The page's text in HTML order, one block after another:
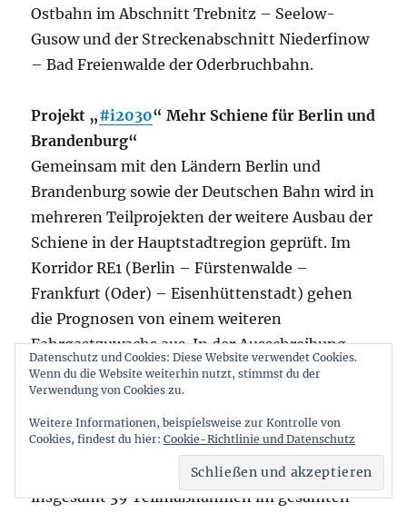
Ostbahn im Abschnitt Trebnitz – Seelow-
Gusow und der Streckenabschnitt Niederfinow
– Bad Freienwalde der Oderbruchbahn.
Projekt „#i2030“ Mehr Schiene für Berlin und
Brandenburg“
Gemeinsam mit den Ländern Berlin und
Brandenburg sowie der Deutschen Bahn wird in
mehreren Teilprojekten der weitere Ausbau der
Schiene in der Hauptstadtregion geprüft. Im
Korridor RE1 (Berlin – Fürstenwalde –
Frankfurt (Oder) – Eisenhüttenstadt) gehen
die Prognosen von einem weiteren
Fahrgastzuwachs aus. In der Ausschreibung
Netz Elbe-Spree wird zudem mit steigenden
Sitzplatzkapazitäten geplant. Bei i2030 wird
u.a. geprüft, ob Bahnsteigverlängerungen für
den Halt von mehr als fünf Wagen möglich
sind. Weiterhin werden im Projekt i2030
insgesamt 39 Teilmaßnahmen im gesamten
Datenschutz und Cookies: Diese Website verwendet Cookies.
Wenn du die Website weiterhin nutzt, stimmst du der
Verwendung von Cookies zu.
Weitere Informationen, beispielsweise zur Kontrolle von
Cookies, findest du hier: Cookie-Richtlinie und Datenschutz